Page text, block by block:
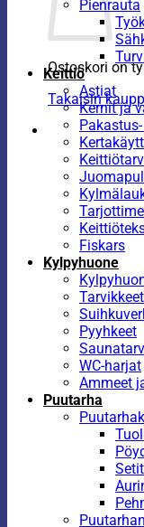
Ostoskori on
Takaisin
Pienrauta
Keittiö
Astiat
Kernit ja
Fiskars
Kylpyhuone
Tarvikkeet
Pyyhkeet
WC-harjat
Ammeet
Puutarha
Setit